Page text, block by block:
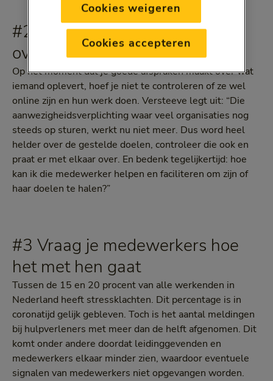
#2 Maak duidelijke afspraken
over wat iemand oplevert
Op het moment dat je goede afspraken maakt over wat
iemand oplevert, hoef je niet te controleren of ze wel
online zijn en hun werk doen. Versteeve legt uit: “Die
aanwezigheidsverplichting waar veel organisaties nog
steeds op sturen, werkt nu niet meer. Dus word heel
helder over de gestelde doelen, controleer die ook en
praat er met elkaar over. En bedenk tegelijkertijd: hoe
kan ik die medewerker helpen en faciliteren om zijn of
haar doelen te halen?”
#3 Vraag je medewerkers hoe
het met hen gaat
Tussen de 15 en 20 procent van alle werkenden in
Nederland heeft stressklachten. Dit percentage is in
coronatijd gelijk gebleven. Toch is het aantal meldingen
bij hulpverleners met meer dan de helft afgenomen. Dit
komt onder andere doordat leidinggevenden en
medewerkers elkaar minder zien, waardoor eventuele
signalen van medewerkers niet opgevangen worden.
Cookies weigeren
Cookies accepteren